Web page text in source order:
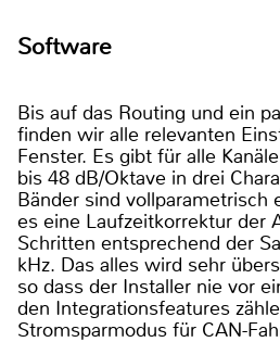
Software
Bis auf das Routing und ein
finden wir alle relevanten
Fenster. Es gibt für alle
bis 48 dB/Oktave in drei
Bänder sind vollparametrisch
es eine Laufzeitkorrektur der
Schritten entsprechend der
kHz. Das alles wird sehr
so dass der Installer nie vor
den Integrationsfeatures
Stromsparmodus für CAN-